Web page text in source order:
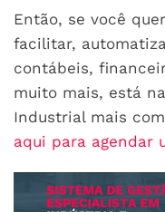
Então, se você
facilitar,
contábeis,
muito mais, está
Industrial mais
aqui para agendar